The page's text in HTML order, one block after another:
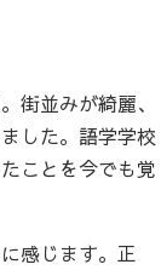
街並みが綺麗、
した。語学学校
ことを今でも覚
感じます。正